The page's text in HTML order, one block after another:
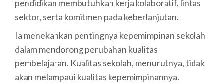
pendidikan membutuhkan kerja kolaboratif, lintas
sektor, serta komitmen pada keberlanjutan.
Ia menekankan pentingnya kepemimpinan sekolah
dalam mendorong perubahan kualitas
pembelajaran. Kualitas sekolah, menurutnya, tidak
akan melampaui kualitas kepemimpinannya.